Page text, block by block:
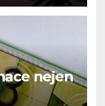
nejen